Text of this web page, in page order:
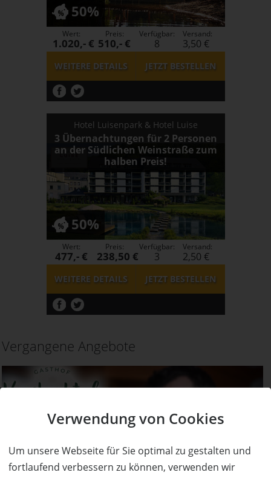
Verwendung von Cookies
Um unsere Webseite für Sie optimal zu gestalten und
fortlaufend verbessern zu können, verwenden wir
50%
WEITERE DETAILS JETZTBESTELLEN
Wert:
1.020,- €
Preis:
510,- €
Verfügbar:
8
Versand:
3,50 €
Hotel Luisenpark & Hotel Luise
3 Übernachtungen für 2 Personen
an der Südlichen Weinstraße zum
halben Preis!
50%
WEITERE DETAILS JETZTBESTELLEN
Wert:
477,- €
Preis:
238,50 €
Verfügbar:
3
Versand:
2,50 €
Vergangene Angebote